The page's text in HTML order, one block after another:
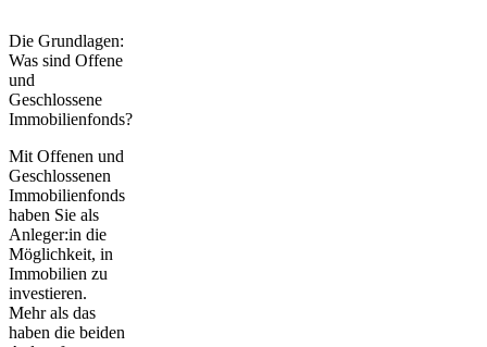
Die Grundlagen:
Was sind Offene
und
Geschlossene
Immobilienfonds?
Mit Offenen und
Geschlossenen
Immobilienfonds
haben Sie als
Anleger:in die
Möglichkeit, in
Immobilien zu
investieren.
Mehr als das
haben die beiden